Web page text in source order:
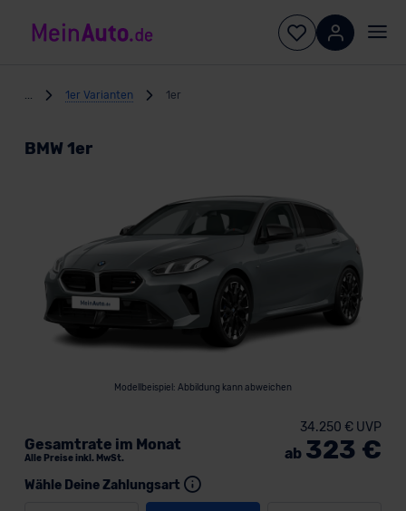
1er Varianten 1er
BMW 1er
Modellbeispiel: Abbildung kann abweichen
Wähle Deine Zahlungsart
Gesamtrate im Monat
Alle Preise inkl. MwSt.
34.250 € UVP
ab 323 €